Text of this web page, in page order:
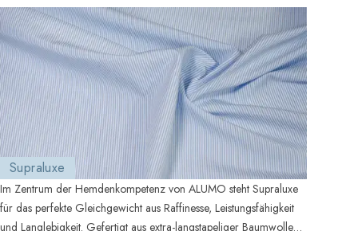
Supraluxe
Im Zentrum der Hemdenkompetenz von ALUMO steht Supraluxe
für das perfekte Gleichgewicht aus Raffinesse, Leistungsfähigkeit
und Langlebigkeit. Gefertigt aus extra-langstapeliger Baumwolle